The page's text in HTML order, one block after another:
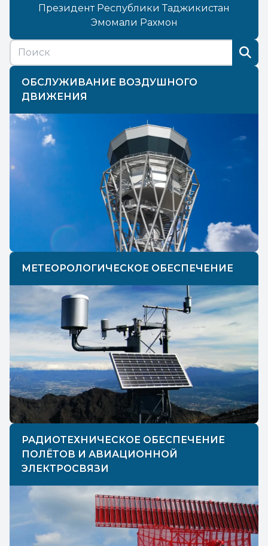
Президент Республики Таджикистан
Эмомали Рахмон
ОБСЛУЖИВАНИЕ ВОЗДУШНОГО
ДВИЖЕНИЯ
МЕТЕОРОЛОГИЧЕСКОЕ ОБЕСПЕЧЕНИЕ
РАДИОТЕХНИЧЕСКОЕ ОБЕСПЕЧЕНИЕ
ПОЛЁТОВ И АВИАЦИОННОЙ
ЭЛЕКТРОСВЯЗИ